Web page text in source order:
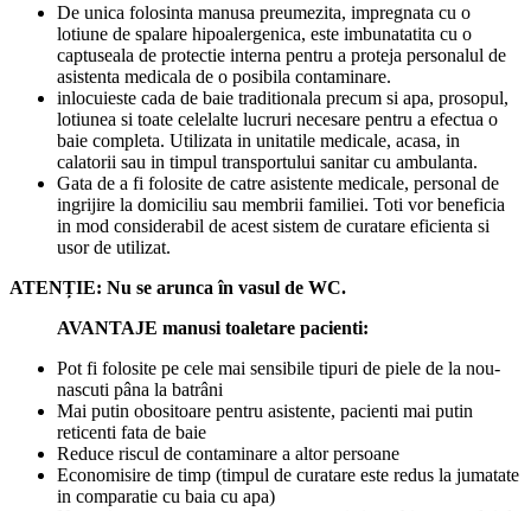
De unica folosinta manusa preumezita, impregnata cu o
lotiune de spalare hipoalergenica, este imbunatatita cu o
captuseala de protectie interna pentru a proteja personalul de
asistenta medicala de o posibila contaminare.
inlocuieste cada de baie traditionala precum si apa, prosopul,
lotiunea si toate celelalte lucruri necesare pentru a efectua o
baie completa. Utilizata in unitatile medicale, acasa, in
calatorii sau in timpul transportului sanitar cu ambulanta.
Gata de a fi folosite de catre asistente medicale, personal de
ingrijire la domiciliu sau membrii familiei. Toti vor beneficia
in mod considerabil de acest sistem de curatare eficienta si
usor de utilizat.
ATENȚIE: Nu se arunca în vasul de WC.
AVANTAJE manusi toaletare pacienti:
Pot fi folosite pe cele mai sensibile tipuri de piele de la nou-
nascuti pâna la batrâni
Mai putin obositoare pentru asistente, pacienti mai putin
reticenti fata de baie
Reduce riscul de contaminare a altor persoane
Economisire de timp (timpul de curatare este redus la jumatate
in comparatie cu baia cu apa)